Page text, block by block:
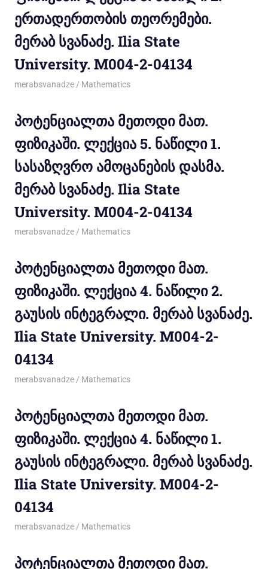
ერთადერთობის თეორემები.
მერაბ სვანაძე. Ilia State
University. M004-2-04134
11/12/2011
merabsvanadze Mathematics
პოტენციალთა მეთოდი მათ.
ფიზიკაში. ლექცია 5. ნაწილი 1.
სასაზღვრო ამოცანების დასმა.
მერაბ სვანაძე. Ilia State
University. M004-2-04134
11/12/2011
merabsvanadze Mathematics
პოტენციალთა მეთოდი მათ.
ფიზიკაში. ლექცია 4. ნაწილი 2.
გაუსის ინტეგრალი. მერაბ სვანაძე.
Ilia State University. M004-2-
04134
10/12/2011
merabsvanadze Mathematics
პოტენციალთა მეთოდი მათ.
ფიზიკაში. ლექცია 4. ნაწილი 1.
გაუსის ინტეგრალი. მერაბ სვანაძე.
Ilia State University. M004-2-
04134
10/12/2011
merabsvanadze Mathematics
პოტენციალთა მეთოდი მათ.